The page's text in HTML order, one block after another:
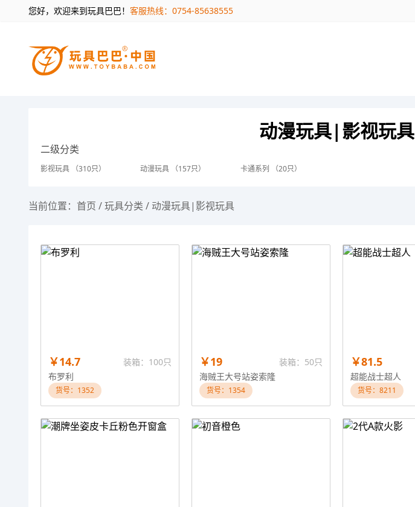
您好，欢迎来到玩具巴巴！ 客服热线：0754-85638555
动漫玩具|影视玩具
二级分类
影视玩具 （310只） 动漫玩具 （157只） 卡通系列 （20只）
当前位置： 首页 /玩具分类 / 动漫玩具|影视玩具
￥14.7
装箱：100只
布罗利
货号：1352
￥19
装箱：50只
海贼王大号站姿索隆
货号：1354
￥81.5
超能战士超人
货号：8211